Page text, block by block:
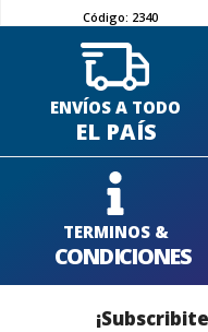
Código: 2340
ENVÍOS A TODO
EL PAÍS
TERMINOS &
CONDICIONES